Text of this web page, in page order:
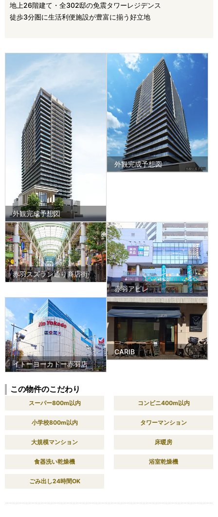
地上26階建て・全302邸の免震タワーレジデンス
徒歩3分圏に生活利便施設が豊富に揃う好立地
外観完成予想図
外観完成予想図
赤羽スズラン通り商店街
赤羽アピレ
イトーヨーカドー赤羽店
CARIB
この物件のこだわり
スーパー800m以内 コンビニ400m以内
小学校800m以内 タワーマンション
大規模マンション 床暖房
食器洗い乾燥機 浴室乾燥機
ごみ出し24時間OK